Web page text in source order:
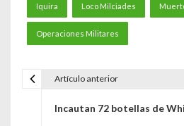
Iquira Loco Milciades
Operaciones Militares
Artículo anterior
Incautan 72 botellas de